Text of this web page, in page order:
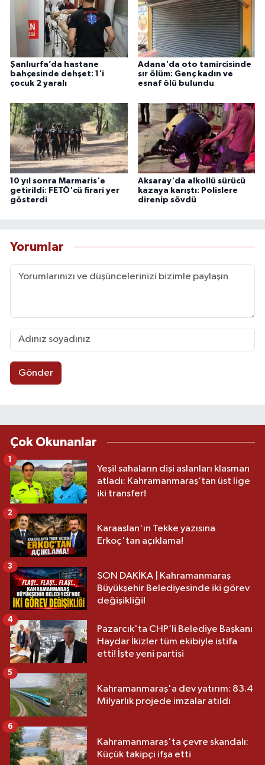
Şanlıurfa’da hastane
bahçesinde dehşet: 1'i
çocuk 2 yaralı
Adana'da oto tamircisinde
sır ölüm: Genç kadın ve
esnaf ölü bulundu
10 yıl sonra Marmaris'e
getirildi: FETÖ'cü firari yer
gösterdi
Aksaray'da alkollü sürücü
kazaya karıştı: Polislere
direnip sövdü
Yorumlar
Gönder
Çok Okunanlar
Yeşil sahaların dişi aslanları klasman
atladı: Kahramanmaraş’tan üst lige
iki transfer!
1
Karaaslan'ın Tekke yazısına
Erkoç'tan açıklama!
2
SON DAKİKA | Kahramanmaraş
Büyükşehir Belediyesinde iki görev
değişikliği!
3
Pazarcık'ta CHP’li Belediye Başkanı
Haydar İkizler tüm ekibiyle istifa
etti! İşte yeni partisi
4
Kahramanmaraş'a dev yatırım: 83.4
Milyarlık projede imzalar atıldı
5
Kahramanmaraş'ta çevre skandalı:
Küçük takipçi ifşa etti
6